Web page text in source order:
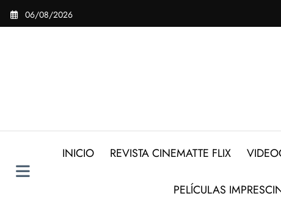
Saltar
06/08/2026
INICIO REVISTA CINEMATTE FLIX
PELÍCULAS